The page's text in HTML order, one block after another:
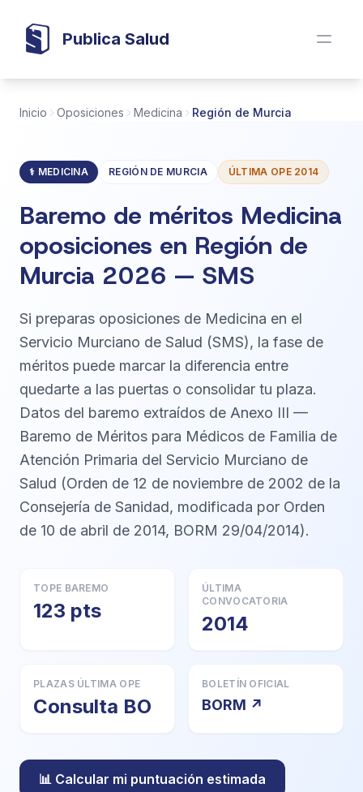
Publica Salud
Inicio Oposiciones Medicina Región de Murcia
⚕️ MEDICINA REGIÓN DE MURCIA ÚLTIMA OPE 2014
Baremo de méritos Medicina
oposiciones en Región de
Murcia 2026 — SMS
Si preparas oposiciones de Medicina en el
Servicio Murciano de Salud (SMS), la fase de
méritos puede marcar la diferencia entre
quedarte a las puertas o consolidar tu plaza.
Datos del baremo extraídos de Anexo III —
Baremo de Méritos para Médicos de Familia de
Atención Primaria del Servicio Murciano de
Salud (Orden de 12 de noviembre de 2002 de la
Consejería de Sanidad, modificada por Orden
de 10 de abril de 2014, BORM 29/04/2014).
TOPE BAREMO
123 pts
ÚLTIMA
CONVOCATORIA
2014
PLAZAS ÚLTIMA OPE
Consulta BO
BOLETÍN OFICIAL
BORM ↗
📊 Calcular mi puntuación estimada